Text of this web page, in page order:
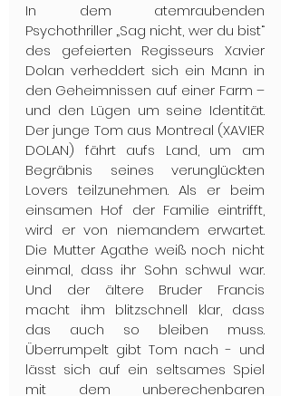
In dem atemraubenden
Psychothriller „Sag nicht, wer du bist“
des gefeierten Regisseurs Xavier
Dolan verheddert sich ein Mann in
den Geheimnissen auf einer Farm –
und den Lügen um seine Identität.
Der junge Tom aus Montreal (XAVIER
DOLAN) fährt aufs Land, um am
Begräbnis seines verunglückten
Lovers teilzunehmen. Als er beim
einsamen Hof der Familie eintrifft,
wird er von niemandem erwartet.
Die Mutter Agathe weiß noch nicht
einmal, dass ihr Sohn schwul war.
Und der ältere Bruder Francis
macht ihm blitzschnell klar, dass
das auch so bleiben muss.
Überrumpelt gibt Tom nach - und
lässt sich auf ein seltsames Spiel
mit dem unberechenbaren